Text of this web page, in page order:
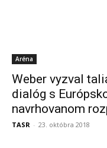
Aréna
Weber vyzval
dialóg s
navrhovanom
TASR - 23. októbra 2018